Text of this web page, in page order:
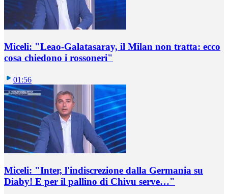
Miceli: "Leao-Galatasaray, il Milan non tratta: ecco
cosa chiedono i rossoneri"
01:56
Miceli: "Inter, l'indiscrezione dalla Germania su
Diaby! E per il pallino di Chivu serve…"